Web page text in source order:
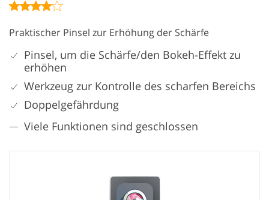
Praktischer Pinsel zur Erhöhung der Schärfe
Pinsel, um die Schärfe/den Bokeh-Effekt zu
erhöhen
Werkzeug zur Kontrolle des scharfen Bereichs
Doppelgefährdung
Viele Funktionen sind geschlossen